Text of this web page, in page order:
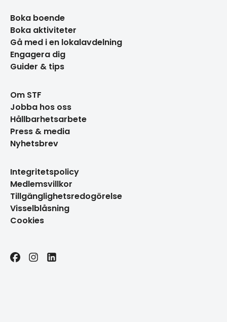
Boka boende
Boka aktiviteter
Gå med i en lokalavdelning
Engagera dig
Guider & tips
Om STF
Jobba hos oss
Hållbarhetsarbete
Press & media
Nyhetsbrev
Integritetspolicy
Medlemsvillkor
Tillgänglighetsredogörelse
Visselblåsning
Cookies
FacebookInstagram
LinkedIn